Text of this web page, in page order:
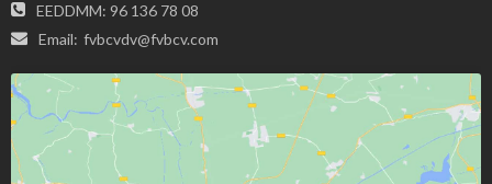
EEDDMM: 96 136 78 08
Email: fvbcvdv@fvbcv.com